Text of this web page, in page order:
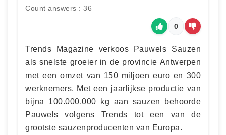
Count answers : 36
0
Trends Magazine verkoos Pauwels Sauzen
als snelste groeier in de provincie Antwerpen
met een omzet van 150 miljoen euro en 300
werknemers. Met een jaarlijkse productie van
bijna 100.000.000 kg aan sauzen behoorde
Pauwels volgens Trends tot een van de
grootste sauzenproducenten van Europa.